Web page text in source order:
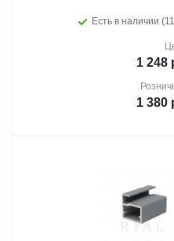
Есть в наличии
1 248
1 380